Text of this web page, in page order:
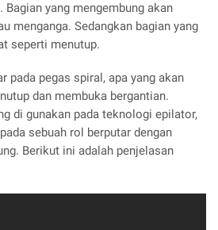
yang mengembung akan
menganga. Sedangkan bagian yang
seperti menutup.
pada pegas spiral, apa yang akan
dan membuka bergantian.
di gunakan pada teknologi epilator,
sebuah rol berputar dengan
Berikut ini adalah penjelasan